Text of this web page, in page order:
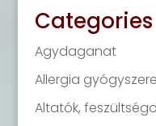
Categories
Agydaganat
Allergia
Altatók,